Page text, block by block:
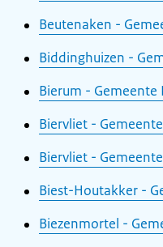
Beutenaken -
Biddinghuizen -
Bierum - Gemeente
Biervliet -
Biervliet -
Biest-Houtakker -
Biezenmortel -